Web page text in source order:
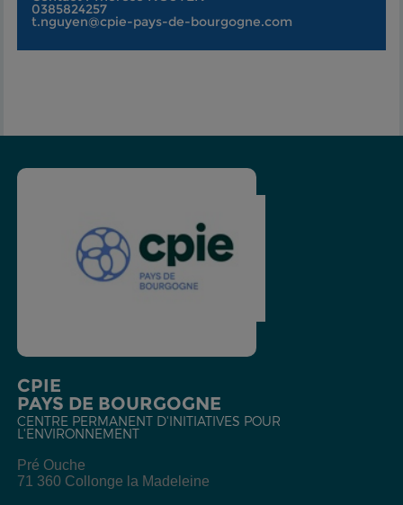
0385824257
t.nguyen@cpie-pays-de-bourgogne.com
CPIE
PAYS DE BOURGOGNE
CENTRE PERMANENT D'INITIATIVES POUR
L'ENVIRONNEMENT
Pré Ouche
71 360 Collonge la Madeleine